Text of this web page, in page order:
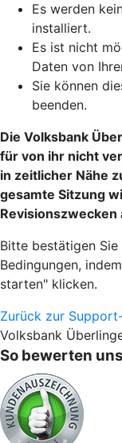
Es werden
installiert.
Es ist nicht
Daten von
Sie können
beenden.
Die Volksbank
für von ihr nicht
in zeitlicher Nähe
gesamte Sitzung
Bitte bestätigen
Bedingungen,
starten" klicken.
Zurück zur
Volksbank
So bewerten